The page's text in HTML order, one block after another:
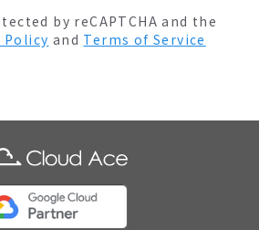
by reCAPTCHA and the
Policy and Terms of Service